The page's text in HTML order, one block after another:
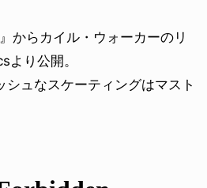
からカイル・ウォーカーのリ
より公開。
シュなスケーティングはマスト